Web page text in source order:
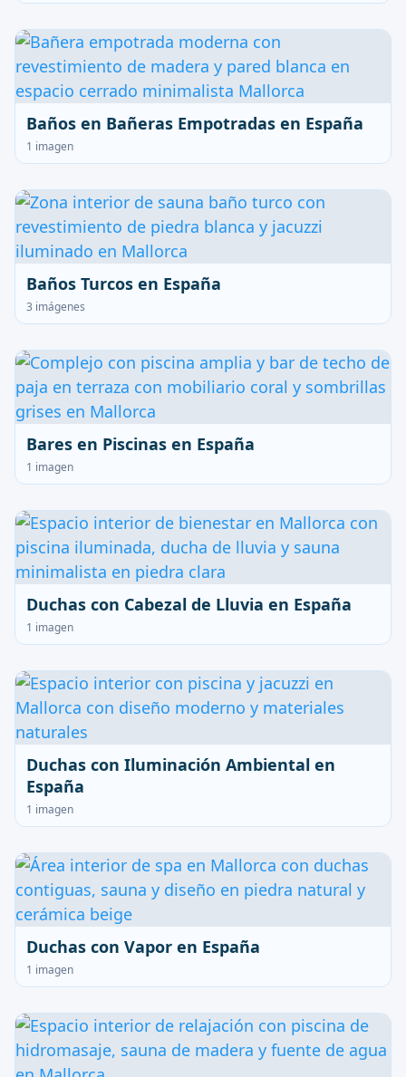
Baños en Bañeras Empotradas en España
1 imagen
Baños Turcos en España
3 imágenes
Bares en Piscinas en España
1 imagen
Duchas con Cabezal de Lluvia en España
1 imagen
Duchas con Iluminación Ambiental en
España
1 imagen
Duchas con Vapor en España
1 imagen